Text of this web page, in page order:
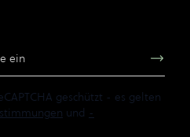
geschützt - es gelten
und -